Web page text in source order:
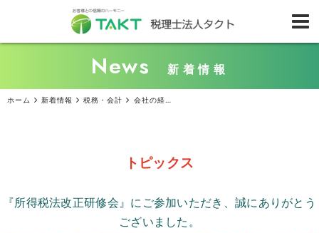
News 新着情報
ホーム 新着情報 税務・会計 会社の経営状態をより深く理解するために！『簿記』を知ろう
トピックス
『所得税法改正研修会』にご参加いただき、誠にありがとう
ございました。